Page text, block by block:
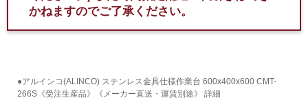
かねますのでご了承ください。
●アルインコ(ALINCO) ステンレス金具仕様作業台 600x400x600 CMT-
266S《受注生産品》《メーカー直送・運賃別途》 詳細